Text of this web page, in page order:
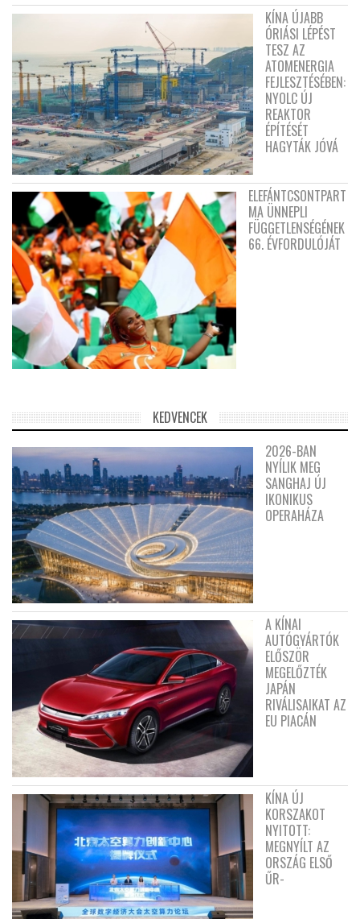
KÍNA ÚJABB
ÓRIÁSI LÉPÉST
TESZ AZ
ATOMENERGIA
FEJLESZTÉSÉBEN:
NYOLC ÚJ
REAKTOR
ÉPÍTÉSÉT
HAGYTÁK JÓVÁ
ELEFÁNTCSONTPART
MA ÜNNEPLI
FÜGGETLENSÉGÉNEK
66. ÉVFORDULÓJÁT
KEDVENCEK
2026-BAN
NYÍLIK MEG
SANGHAJ ÚJ
IKONIKUS
OPERAHÁZA
A KÍNAI
AUTÓGYÁRTÓK
ELŐSZÖR
MEGELŐZTÉK
JAPÁN
RIVÁLISAIKAT AZ
EU PIACÁN
KÍNA ÚJ
KORSZAKOT
NYITOTT:
MEGNYÍLT AZ
ORSZÁG ELSŐ
ŰR-